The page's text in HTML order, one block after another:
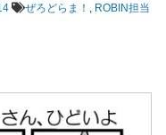
ぜろどらま！ , ROBIN担当